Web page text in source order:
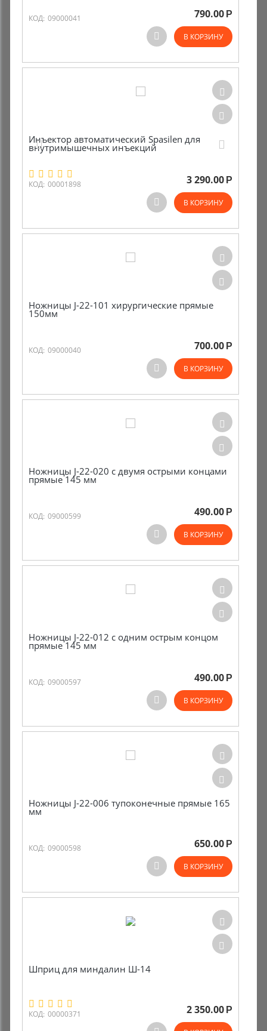
КОД: 09000041 790.00 Р
В КОРЗИНУ
Инъектор автоматический Spasilen для
внутримышечных инъекций
КОД: 00001898 3 290.00 Р
В КОРЗИНУ
Ножницы J-22-101 хирургические прямые
150мм
КОД: 09000040 700.00 Р
В КОРЗИНУ
Ножницы J-22-020 с двумя острыми концами
прямые 145 мм
КОД: 09000599 490.00 Р
В КОРЗИНУ
Ножницы J-22-012 с одним острым концом
прямые 145 мм
КОД: 09000597 490.00 Р
В КОРЗИНУ
Ножницы J-22-006 тупоконечные прямые 165
мм
КОД: 09000598 650.00 Р
В КОРЗИНУ
Шприц для миндалин Ш-14
КОД: 00000371 2 350.00 Р